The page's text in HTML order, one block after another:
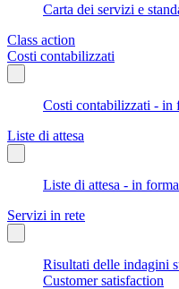
Carta dei servizi e
Class action
Costi contabilizzati
Costi contabilizzati - in
Liste di attesa
Liste di attesa - in
Servizi in rete
Risultati delle indagini
Customer satisfaction